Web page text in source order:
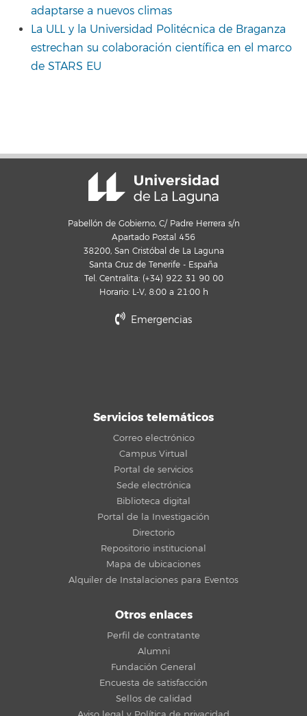
adaptarse a nuevos climas
La ULL y la Universidad Politécnica de Braganza
estrechan su colaboración científica en el marco
de STARS EU
Pabellón de Gobierno, C/ Padre Herrera s/n
Apartado Postal 456
38200, San Cristóbal de La Laguna
Santa Cruz de Tenerife - España
Tel. Centralita: (+34) 922 31 90 00
Horario: L-V, 8:00 a 21:00 h
Emergencias
Servicios telemáticos
Correo electrónico
Campus Virtual
Portal de servicios
Sede electrónica
Biblioteca digital
Portal de la Investigación
Directorio
Repositorio institucional
Mapa de ubicaciones
Alquiler de Instalaciones para Eventos
Otros enlaces
Perfil de contratante
Alumni
Fundación General
Encuesta de satisfacción
Sellos de calidad